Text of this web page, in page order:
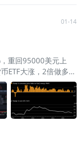
01-14
重回95000美元上
ETF大涨，2倍做多以
昨夜涨超7.8%，目
最大的$比特币ETF-
币(03046)$
布的数据显示，剔除
的最低水平持平：受